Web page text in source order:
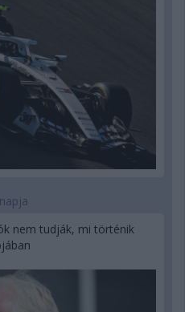
nem tudják, mi történik